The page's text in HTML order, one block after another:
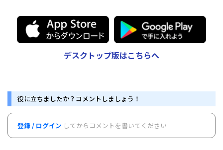
デスクトップ版はこちらへ
役に立ちましたか？コメントしましょう！
登録 / ログイン してからコメントを書いてください